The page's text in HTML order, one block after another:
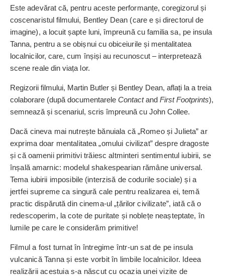
Este adevărat că, pentru aceste performanțe, coregizorul și
coscenaristul filmului, Bentley Dean (care e și directorul de
imagine), a locuit șapte luni, împreună cu familia sa, pe ­insula
Tanna, pentru a se obișnui cu obiceiurile și mentalitatea
localnicilor, care, cum înșiși au recunoscut – interpretează
scene reale din viața lor.
Regizorii filmului, Martin Butler și Bentley Dean, aflați la a treia
colaborare (după documentarele Contactand First Footprints),
semnează și scenariul, scris împreună cu John Collee.
Dacă cineva mai nutrește bănuiala că „Romeo și Julieta” ar
exprima doar mentalitatea „omului civilizat” despre dragoste
și că oamenii primitivi trăiesc altminteri sentimentul iubirii, se
înșală amarnic: modelul shakespearian rămâne universal.
Tema iubirii imposibile (interzisă de codurile sociale) și a
jertfei supreme ca singură cale pentru realizarea ei, temă
practic dispărută din cinema-ul „țărilor civilizate”, iată că o
redescoperim, la cote de puritate și noblețe neașteptate, în
lumile pe care le considerăm primitive!
Filmul a fost turnat în întregime într-un sat de pe insula
vulcanică Tanna și este vorbit în limbile localnicilor. Ideea
realizării acestuia s-a născut cu ocazia unei vizite de